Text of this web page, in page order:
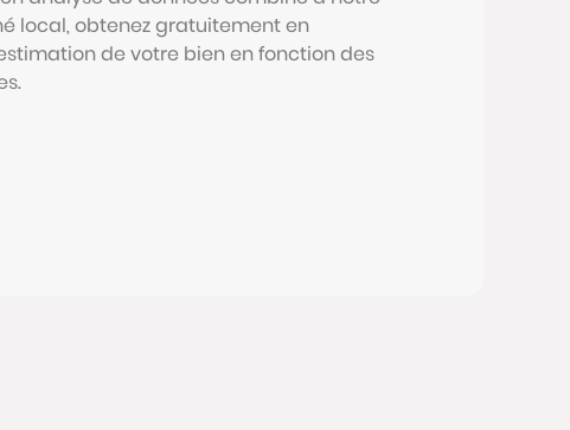
local, obtenez gratuitement en
de votre bien en fonction des